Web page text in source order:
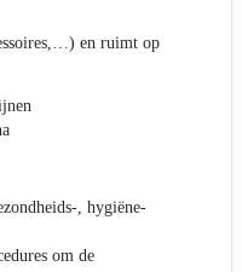
en ruimt op
, hygiëne-
om de